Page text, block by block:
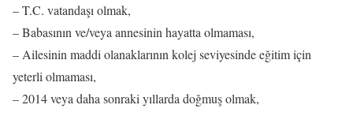
– T.C. vatandaşı olmak,
– Babasının ve/veya annesinin hayatta olmaması,
– Ailesinin maddi olanaklarının kolej seviyesinde eğitim için
yeterli olmaması,
– 2014 veya daha sonraki yıllarda doğmuş olmak,